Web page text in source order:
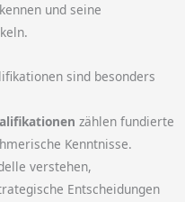
und seine
sind besonders
zählen fundierte
Kenntnisse.
verstehen,
Entscheidungen